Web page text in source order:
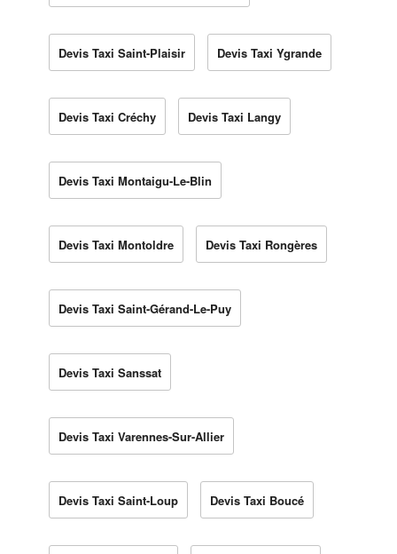
Devis Taxi Saint-Plaisir Devis Taxi Ygrande
Devis Taxi Créchy Devis Taxi Langy
Devis Taxi Montaigu-Le-Blin
Devis Taxi Montoldre Devis Taxi Rongères
Devis Taxi Saint-Gérand-Le-Puy
Devis Taxi Sanssat
Devis Taxi Varennes-Sur-Allier
Devis Taxi Saint-Loup Devis Taxi Boucé